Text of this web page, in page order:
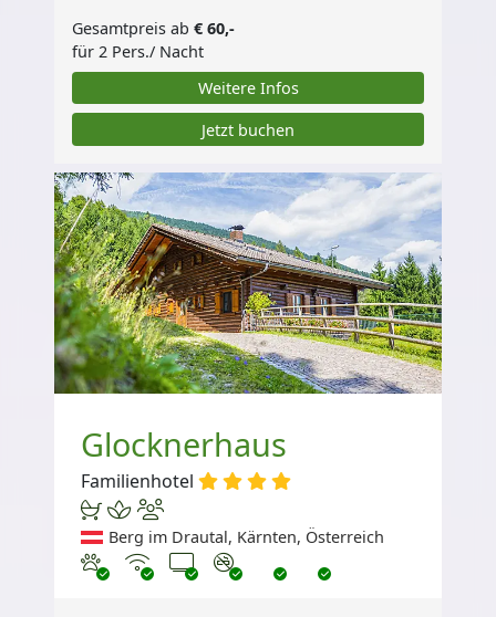
Gesamtpreis ab € 60,-
für 2 Pers./ Nacht
Weitere Infos
Jetzt buchen
Glocknerhaus
Familienhotel
Berg im Drautal, Kärnten, Österreich
Haustiere erlaubt
InternetTV Nichtraucher